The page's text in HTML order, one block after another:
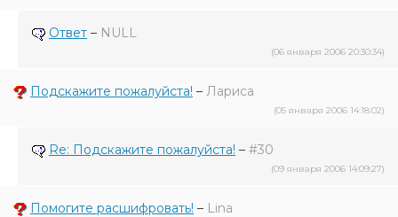
Ответ – NULL
(06 января 2006 20:30:34)
Подскажите пожалуйста! – Лариса
(05 января 2006 14:18:02)
Re: Подскажите пожалуйста! – #30
(09 января 2006 14:09:27)
Помогите расшифровать! – Lina